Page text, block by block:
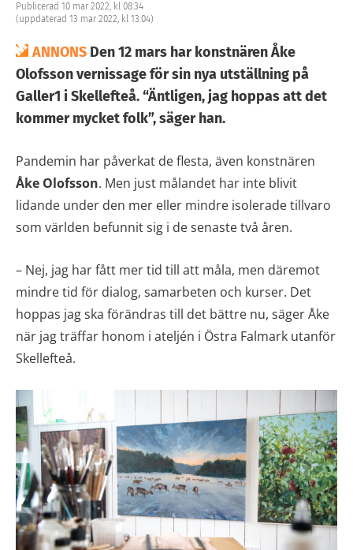
Publicerad 10 mar 2022, kl 08:34
(uppdaterad 13 mar 2022, kl 13:04)
ANNONS Den 12 mars har konstnären Åke
Olofsson vernissage för sin nya utställning på
Galler1 i Skellefteå. “Äntligen, jag hoppas att det
kommer mycket folk”, säger han.
Pandemin har påverkat de flesta, även konstnären
Åke Olofsson. Men just målandet har inte blivit
lidande under den mer eller mindre isolerade tillvaro
som världen befunnit sig i de senaste två åren.
– Nej, jag har fått mer tid till att måla, men däremot
mindre tid för dialog, samarbeten och kurser. Det
hoppas jag ska förändras till det bättre nu, säger Åke
när jag träffar honom i ateljén i Östra Falmark utanför
Skellefteå.